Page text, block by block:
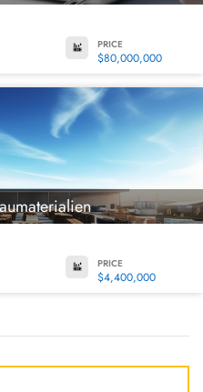
PRICE
$80,000,000
PRICE
$4,400,000